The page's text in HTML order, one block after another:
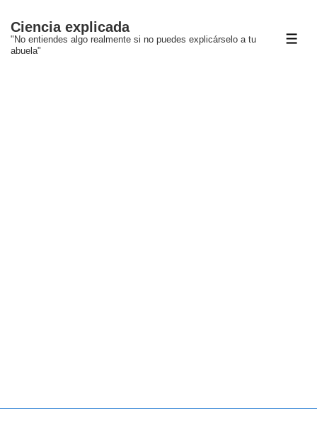
Saltar
Ciencia explicada
"No entiendes algo realmente si no puedes explicárselo a tu
abuela"